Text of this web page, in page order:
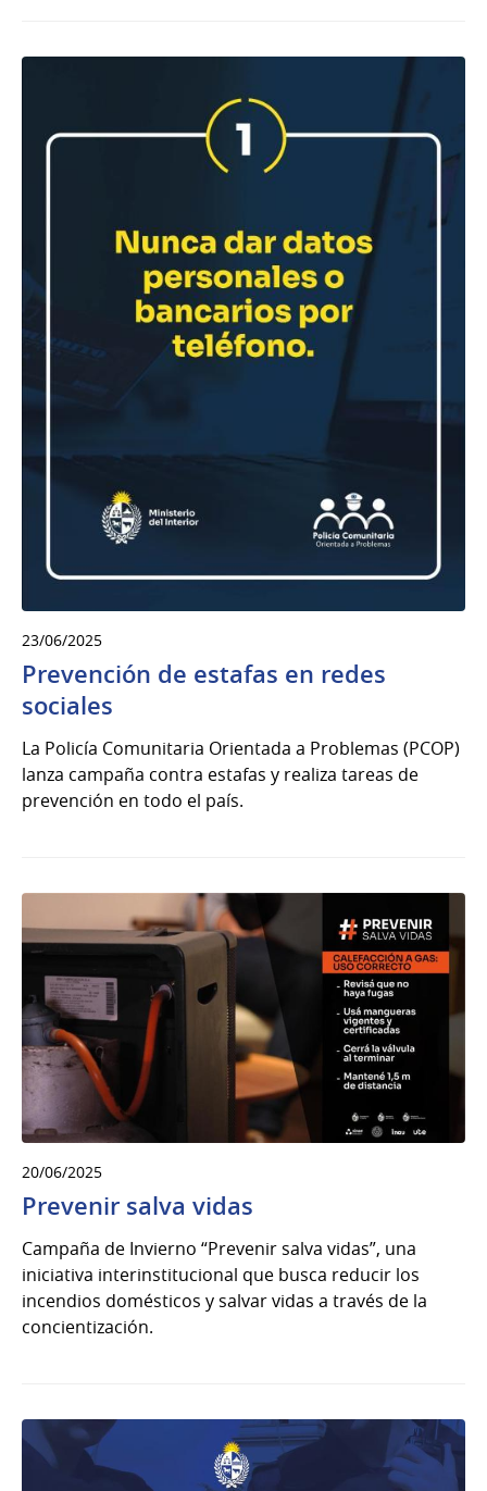
23/06/2025
Prevención de estafas en redes
sociales
La Policía Comunitaria Orientada a Problemas (PCOP)
lanza campaña contra estafas y realiza tareas de
prevención en todo el país.
20/06/2025
Prevenir salva vidas
Campaña de Invierno “Prevenir salva vidas”, una
iniciativa interinstitucional que busca reducir los
incendios domésticos y salvar vidas a través de la
concientización.